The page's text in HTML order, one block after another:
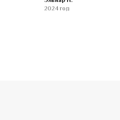
2024 год